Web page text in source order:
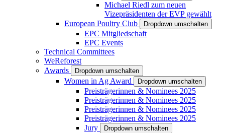
Michael Riedl zum neuen
Vizepräsidenten der EVP gewählt
European Poultry Club
Dropdown umschalten
EPC Mitgliedschaft
EPC Events
Technical Committees
WeReforest
Awards
Dropdown umschalten
Women in Ag Award Dropdown umschalten
Preisträgerinnen & Nominees 2025
Preisträgerinnen & Nominees 2025
Preisträgerinnen & Nominees 2025
Preisträgerinnen & Nominees 2025
Jury
Dropdown umschalten